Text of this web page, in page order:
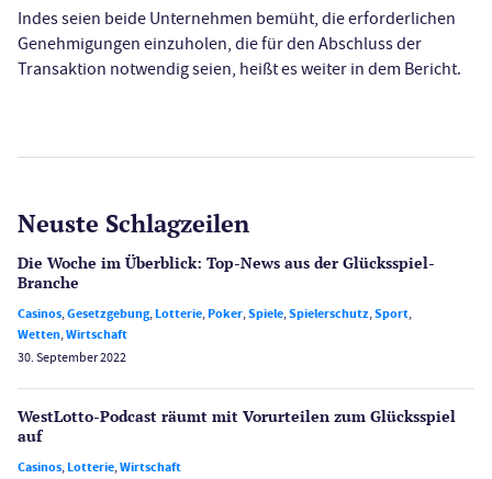
Indes seien beide Unternehmen bemüht, die erforderlichen
Genehmigungen einzuholen, die für den Abschluss der
Transaktion notwendig seien, heißt es weiter in dem Bericht.
Neuste Schlagzeilen
Die Woche im Überblick: Top-News aus der Glücksspiel-
Branche
Casinos,Gesetzgebung,Lotterie,Poker,Spiele,Spielerschutz,Sport,
Wetten,Wirtschaft
30. September 2022
WestLotto-Podcast räumt mit Vorurteilen zum Glücksspiel
auf
Casinos,Lotterie,Wirtschaft